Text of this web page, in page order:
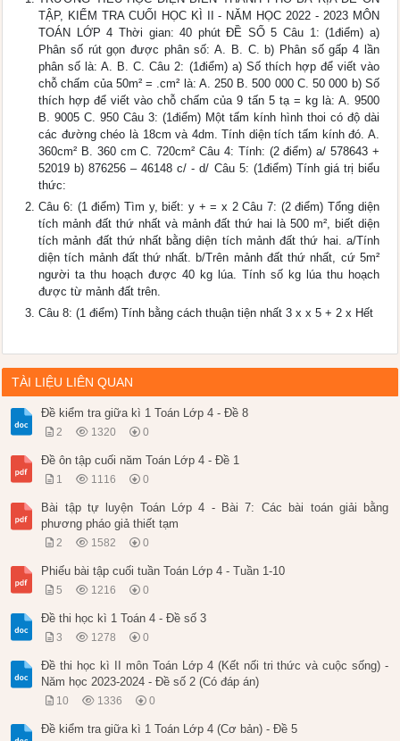
TẬP, KIỂM TRA CUỐI HỌC KÌ II - NĂM HỌC 2022 - 2023 MÔN
TOÁN LỚP 4 Thời gian: 40 phút ĐỀ SỐ 5 Câu 1: (1điểm) a)
Phân số rút gọn được phân số: A. B. C. b) Phân số gấp 4 lần
phân số là: A. B. C. Câu 2: (1điểm) a) Số thích hợp để viết vào
chỗ chấm của 50m² = .cm² là: A. 250 B. 500 000 C. 50 000 b) Số
thích hợp để viết vào chỗ chấm của 9 tấn 5 tạ = kg là: A. 9500
B. 9005 C. 950 Câu 3: (1điểm) Một tấm kính hình thoi có độ dài
các đường chéo là 18cm và 4dm. Tính diện tích tấm kính đó. A.
360cm² B. 360 cm C. 720cm² Câu 4: Tính: (2 điểm) a/ 578643 +
52019 b) 876256 – 46148 c/ - d/ Câu 5: (1điểm) Tính giá trị biểu
thức:
Câu 6: (1 điểm) Tìm y, biết: y + = x 2 Câu 7: (2 điểm) Tổng diện
tích mảnh đất thứ nhất và mảnh đất thứ hai là 500 m², biết diện
tích mảnh đất thứ nhất bằng diện tích mảnh đất thứ hai. a/Tính
diện tích mảnh đất thứ nhất. b/Trên mảnh đất thứ nhất, cứ 5m²
người ta thu hoạch được 40 kg lúa. Tính số kg lúa thu hoạch
được từ mảnh đất trên.
Câu 8: (1 điểm) Tính bằng cách thuận tiện nhất 3 x x 5 + 2 x Hết
TÀI LIỆU LIÊN QUAN
Đề kiểm tra giữa kì 1 Toán Lớp 4 - Đề 8
2 1320 0
Đề ôn tập cuối năm Toán Lớp 4 - Đề 1
1 1116 0
Bài tập tự luyện Toán Lớp 4 - Bài 7: Các bài toán giải bằng
phương pháo giả thiết tạm
2 1582 0
Phiếu bài tập cuối tuần Toán Lớp 4 - Tuần 1-10
5 1216 0
Đề thi học kì 1 Toán 4 - Đề số 3
3 1278 0
Đề thi học kì II môn Toán Lớp 4 (Kết nối tri thức và cuộc sống) -
Năm học 2023-2024 - Đề số 2 (Có đáp án)
10 1336 0
Đề kiểm tra giữa kì 1 Toán Lớp 4 (Cơ bản) - Đề 5